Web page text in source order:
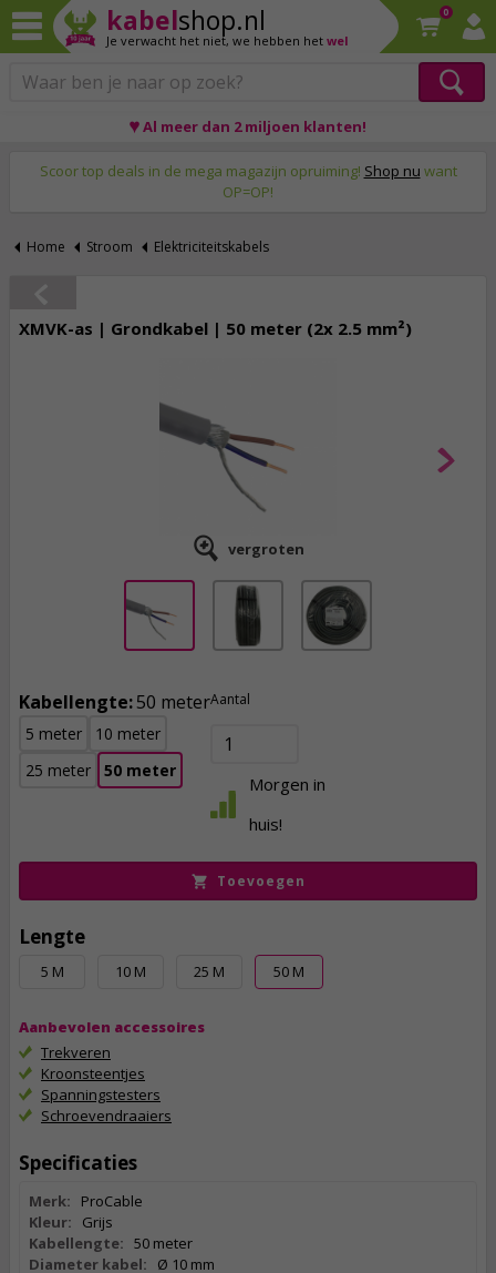
kabelshop.nl
Je verwacht het niet, we hebben het wel
0
♥ Al meer dan 2 miljoen klanten!
Scoor top deals in de mega magazijn opruiming! Shop nu want
OP=OP!
Home Stroom Elektriciteitskabels
XMVK-as | Grondkabel | 50 meter (2x 2.5 mm²)
vergroten
Kabellengte:50 meter
5 meter
10 meter
25 meter
50 meter
Aantal
Morgen in
huis!
Toevoegen
Lengte
5 M 10 M 25 M 50 M
Aanbevolen accessoires
Trekveren
Kroonsteentjes
Spanningstesters
Schroevendraaiers
Specificaties
Merk:
ProCable
Kleur:
Grijs
Kabellengte: 50 meter
Diameter kabel:
Ø 10 mm